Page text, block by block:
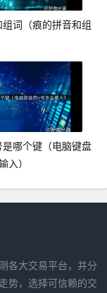
词（痕的拼音和组
是哪个键（电脑键盘
入）
各大交易平台，并分
势，选择可信赖的交